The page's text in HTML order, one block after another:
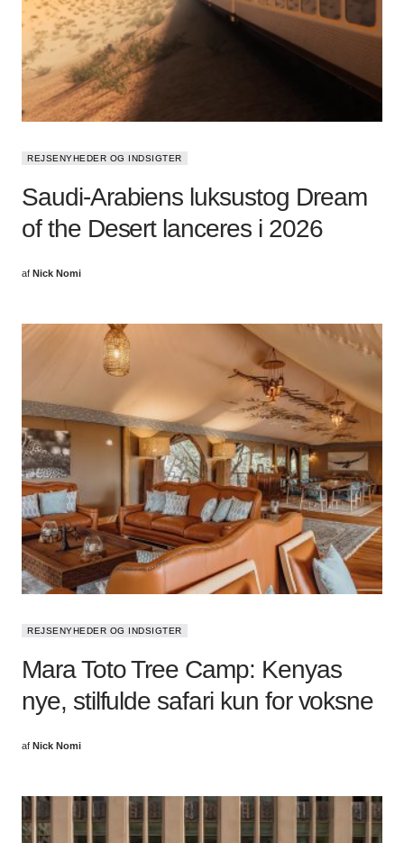
REJSENYHEDER OG INDSIGTER
Saudi-Arabiens luksustog Dream
of the Desert lanceres i 2026
af Nick Nomi
REJSENYHEDER OG INDSIGTER
Mara Toto Tree Camp: Kenyas
nye, stilfulde safari kun for voksne
af Nick Nomi